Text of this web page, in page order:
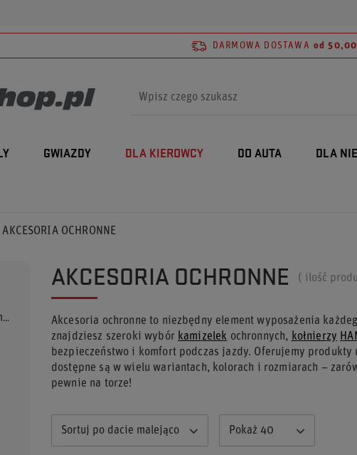
DARMOWA DOSTAWA od 50,00
GWIAZDY DLA KIEROWCY DO AUTA DLA
AKCESORIA OCHRONNE
AKCESORIA OCHRONNE ( ilość
Akcesoria ochronne to niezbędny element wyposażenia
znajdziesz szeroki wybór kamizelek ochronnych, kołnierzy
bezpieczeństwo i komfort podczas jazdy. Oferujemy produkty
dostępne są w wielu wariantach, kolorach i rozmiarach –
pewnie na torze!
Sortuj po dacie malejąco Pokaż 40